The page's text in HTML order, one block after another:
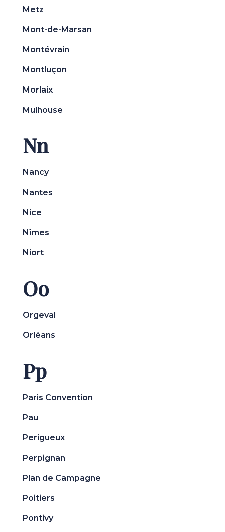
Metz
Mont-de-Marsan
Montévrain
Montluçon
Morlaix
Mulhouse
Nn
Nancy
Nantes
Nice
Nîmes
Niort
Oo
Orgeval
Orléans
Pp
Paris Convention
Pau
Perigueux
Perpignan
Plan de Campagne
Poitiers
Pontivy